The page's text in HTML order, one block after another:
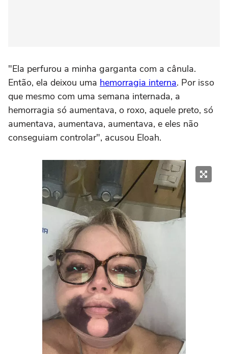
"Ela perfurou a minha garganta com a cânula.
Então, ela deixou uma hemorragia interna. Por isso
que mesmo com uma semana internada, a
hemorragia só aumentava, o roxo, aquele preto, só
aumentava, aumentava, aumentava, e eles não
conseguiam controlar", acusou Eloah.